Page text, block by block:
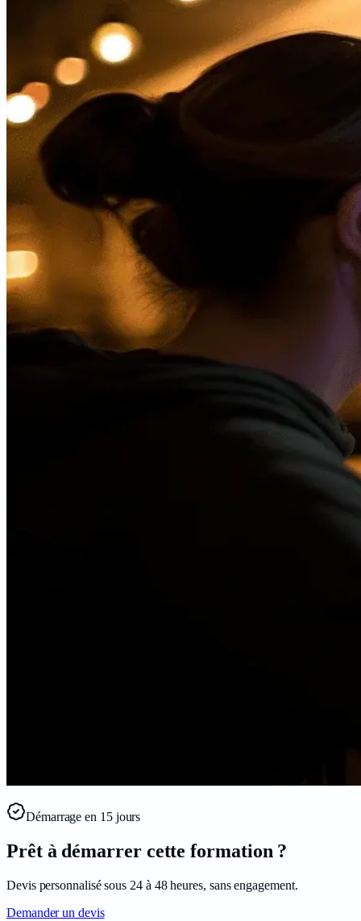
Démarrage en 15jours
Prêt à démarrer cette formation ?
Devis personnalisé sous 24 à 48 heures, sans engagement.
Demander un devis